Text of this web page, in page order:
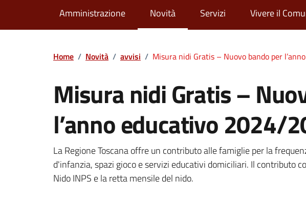
Amministrazione Novità Servizi Vivere il
Home / Novità / avvisi / Misura nidi Gratis – Nuovo bando per
Misura nidi Gratis –
l’anno educativo 2024/
Dettagli della notizia
La Regione Toscana offre un contributo alle famiglie per la
d'infanzia, spazi gioco e servizi educativi domiciliari. Il contributo
Nido INPS e la retta mensile del nido.